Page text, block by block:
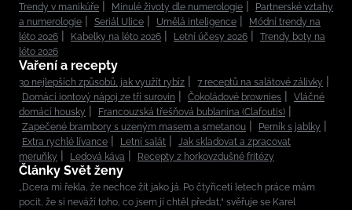
Trendy v manikúře Minulé životy dle numerologie
Partnerské vztahy
a numerologie
Seriál Ulice Umělá inteligence
Módní trendy na
léto 2026
Kabelky na léto 2026 Letní účesy 2026
Trendy boty na
léto 2026
Vaření a recepty
30 nejlepších způsobů, jak využít rybíz
7 receptů na salátové zálivky
Domácí iontový nápoj ze tří surovin
Čokoládové brownies
Vláčné
domácí housky
Francouzská třešňová bublanina (Clafoutis)
Zapečené brambory s uzeným masem a smetanou
Perník s jablky
Extra rychlé lívance
Letní salát
Jak skladovat a zpracovat
meruňky
Ledová káva Recepty z horkovzdušné fritézy
Články Svět ženy
„Dcera mi řekla, že nechce žít jako já. Po čtyřiceti letech práce mám
pocit, že si neváží toho, co jsem jí chtěl předat,“ svěřuje se Karel